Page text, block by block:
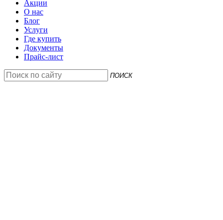
Акции
О нас
Блог
Услуги
Где купить
Документы
Прайс-лист
ПОИСК